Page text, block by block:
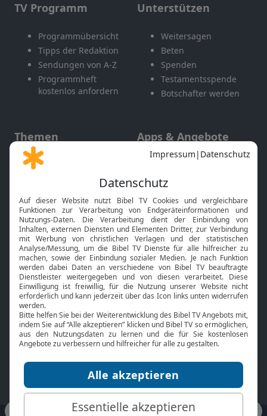
TV Programm
Programmübersicht
Tipps der Redaktion
Sendungen von A-Z
Programmheft
kostenlos anfordern
Unterstützen
Weitersagen
Beten
Spenden
Testamentsspende
Botschafter werden
Themen
Gott und Bibel erklärt
Neuigkeiten
Apps & Angebote
Mobile App
Smart TV
HbbTV
Bibelthek Online-Bibel
Nächster Gottesdienst
Bibel TV
Über uns
Jobs
Mediadaten
Service
Kontakt
TV-Empfang